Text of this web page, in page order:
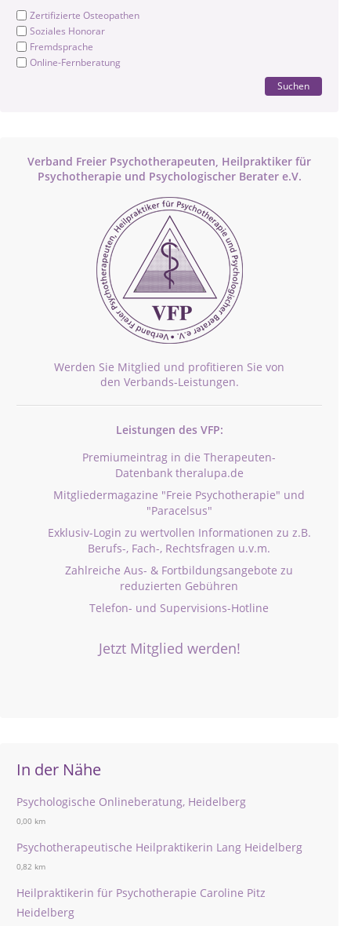
Zertifizierte Osteopathen
Soziales Honorar
Fremdsprache
Online-Fernberatung
Suchen
Verband Freier Psychotherapeuten, Heilpraktiker für
Psychotherapie und Psychologischer Berater e.V.
Werden Sie Mitglied und profitieren Sie von
den Verbands-Leistungen.
Leistungen des VFP:
Premiumeintrag in die Therapeuten-
Datenbank theralupa.de
Mitgliedermagazine "Freie Psychotherapie" und
"Paracelsus"
Exklusiv-Login zu wertvollen Informationen zu z.B.
Berufs-, Fach-, Rechtsfragen u.v.m.
Zahlreiche Aus- & Fortbildungsangebote zu
reduzierten Gebühren
Telefon- und Supervisions-Hotline
Jetzt Mitglied werden!
In der Nähe
Psychologische Onlineberatung, Heidelberg
0,00 km
Psychotherapeutische Heilpraktikerin Lang Heidelberg
0,82 km
Heilpraktikerin für Psychotherapie Caroline Pitz
Heidelberg